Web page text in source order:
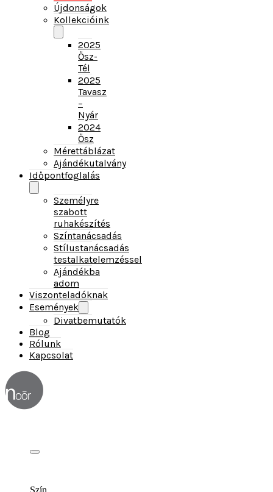
2025
Tél
2025
Tavasz
–
Nyár
2024
Ősz
Mérettáblázat
Ajándékutalvány
Időpontfoglalás
Személyre
ruhakészítés
Színtanácsadás
Stílustanácsadás
testalkatelemzéssel
Ajándékba
adom
Viszonteladóknak
Események
Divatbemutatók
Blog
Rólunk
Kapcsolat